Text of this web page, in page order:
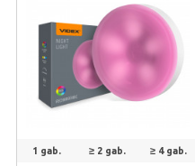
1 gab. ≥ 2 gab. ≥ 4 gab.